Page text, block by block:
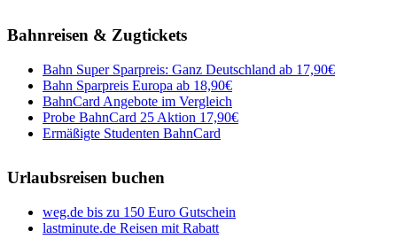
Bahnreisen & Zugtickets
Bahn Super Sparpreis: Ganz Deutschland ab 17,90€
Bahn Sparpreis Europa ab 18,90€
BahnCard Angebote im Vergleich
Probe BahnCard 25 Aktion 17,90€
Ermäßigte Studenten BahnCard
Urlaubsreisen buchen
weg.de bis zu 150 Euro Gutschein
lastminute.de Reisen mit Rabatt